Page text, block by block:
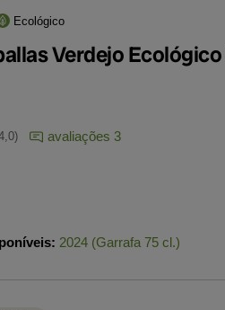
Ecológico
Verdejo
avaliações 3
2024 (Garrafa 75 cl.)